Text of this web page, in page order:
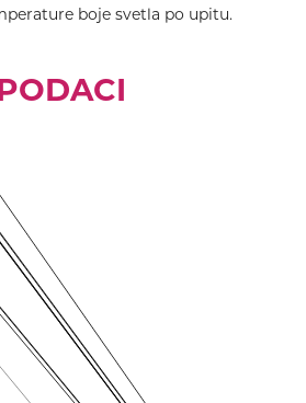
boje svetla po upitu.